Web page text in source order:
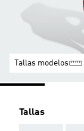
Tallas modelos
Tallas